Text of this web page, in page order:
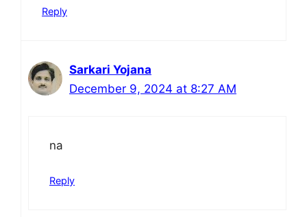
Reply
Sarkari Yojana
December 9, 2024 at 8:27 AM
na
Reply